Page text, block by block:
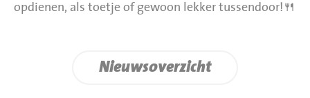
opdienen, als toetje of gewoon lekker tussendoor!🍴
Nieuwsoverzicht